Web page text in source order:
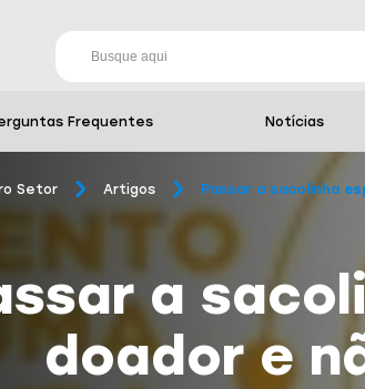
Frequentes Notícias
Setor Artigos Passar a sacolinha
a
doador e